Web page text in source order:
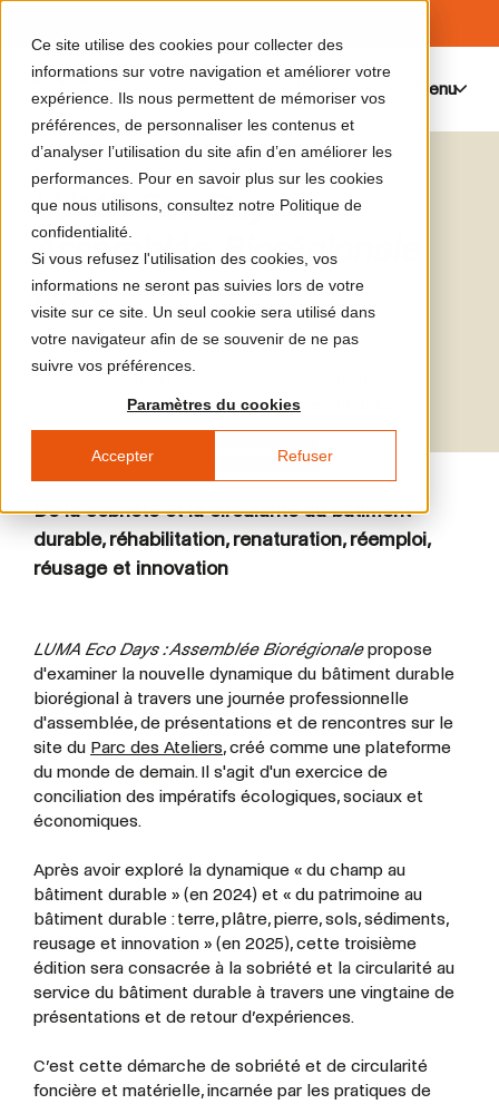
Ce site utilise des cookies pour collecter des
informations sur votre navigation et améliorer votre
expérience. Ils nous permettent de mémoriser vos
préférences, de personnaliser les contenus et
d’analyser l’utilisation du site afin d’en améliorer les
performances. Pour en savoir plus sur les cookies
que nous utilisons, consultez notre Politique de
confidentialité.
Si vous refusez l'utilisation des cookies, vos
informations ne seront pas suivies lors de votre
visite sur ce site. Un seul cookie sera utilisé dans
votre navigateur afin de se souvenir de ne pas
suivre vos préférences.
Paramètres du cookies
Accepter Refuser
Menu
LUMA Eco Days :
Assemblée Biorégionale
2026
Écoconstruction
circulaire
Événement réservé aux professionnel·les
De la sobriété et la circularité au bâtiment
durable, réhabilitation, renaturation, réemploi,
réusage et innovation
LUMA Eco Days : Assemblée Biorégionalepropose
d'examiner la nouvelle dynamique du bâtiment durable
biorégional à travers une journée professionnelle
d'assemblée, de présentations et de rencontres sur le
site du Parc des Ateliers, créé comme une plateforme
du monde de demain. Il s'agit d'un exercice de
conciliation des impératifs écologiques, sociaux et
économiques.
Après avoir exploré la dynamique « du champ au
bâtiment durable » (en 2024) et « du patrimoine au
bâtiment durable : terre, plâtre, pierre, sols, sédiments,
reusage et innovation » (en 2025), cette troisième
édition sera consacrée à la sobriété et la circularité au
service du bâtiment durable à travers une vingtaine de
présentations et de retour d’expériences.
C’est cette démarche de sobriété et de circularité
foncière et matérielle, incarnée par les pratiques de